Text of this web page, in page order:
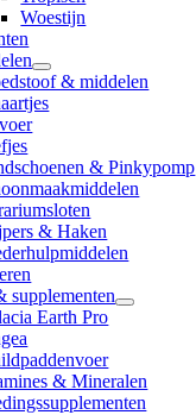
Woestijn
& middelen
& Pinkypomp
& Haken
supplementen
Earth Pro
& Mineralen